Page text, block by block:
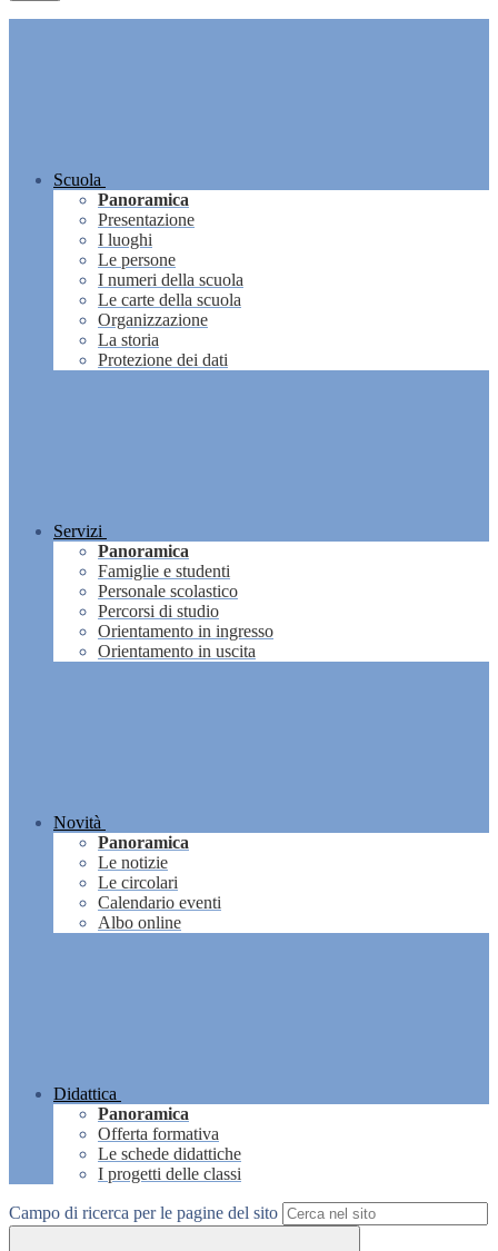
Scuola
Panoramica
Presentazione
I luoghi
Le persone
I numeri della scuola
Le carte della scuola
Organizzazione
La storia
Protezione dei dati
Servizi
Panoramica
Famiglie e studenti
Personale scolastico
Percorsi di studio
Orientamento in ingresso
Orientamento in uscita
Novità
Panoramica
Le notizie
Le circolari
Calendario eventi
Albo online
Didattica
Panoramica
Offerta formativa
Le schede didattiche
I progetti delle classi
Campo di ricerca per le pagine del sito